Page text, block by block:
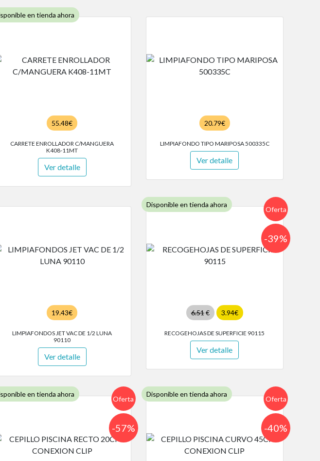
en tienda ahora
55.48€
CARRETE ENROLLADOR C/MANGUERA
K408-11MT
Ver detalle
20.79€
LIMPIAFONDO TIPO MARIPOSA 500335C
Ver detalle
19.43€
LIMPIAFONDOS JET VAC DE 1/2 LUNA
90110
Ver detalle
Disponible en tienda ahora
Oferta
6.51€ 3.94€
-39%
RECOGEHOJAS DE SUPERFICIE 90115
Ver detalle
en tienda ahora
Oferta
-57%
Disponible en tienda ahora
Oferta
-40%